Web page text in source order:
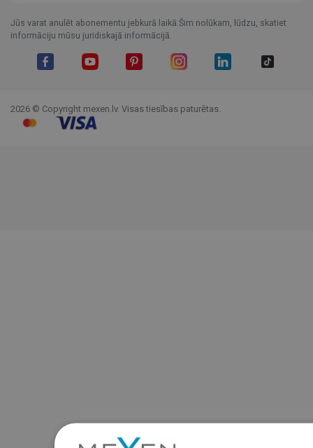
Jūs varat anulēt abonementu jebkurā laikā.Šim nolūkam, lūdzu, skatiet
informāciju mūsu juridiskajā informācijā.
2026 © Copyright mexen.lv. Visas tiesības paturētas.